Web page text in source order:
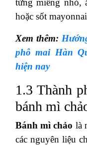
từng miếng nhỏ,
hoặc sốt
Xem thêm:
phô mai Hàn
hiện nay
1.3 Thành
bánh mì
Bánh mì chảo là
các nguyên liệu